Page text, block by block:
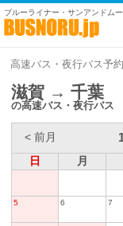
ブルーライナー・サンアンドム
高速バス・夜行バス予
滋賀 → 千葉
の高速バス・夜行バス
< 前月
日
月
5 6 7